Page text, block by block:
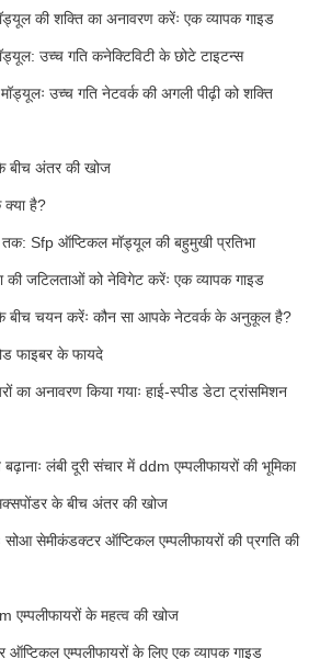
की शक्ति का अनावरण करेंः एक व्यापक गाइड
उच्च गति कनेक्टिविटी के छोटे टाइटन्स
उच्च गति नेटवर्क की अगली पीढ़ी को शक्ति
अंतर की खोज
है?
Sfp ऑप्टिकल मॉड्यूल की बहुमुखी प्रतिभा
जटिलताओं को नेविगेट करेंः एक व्यापक गाइड
चयन करेंः कौन सा आपके नेटवर्क के अनुकूल है?
फाइबर के फायदे
का अनावरण किया गयाः हाई-स्पीड डेटा ट्रांसमिशन
लंबी दूरी संचार में ddm एम्पलीफायरों की भूमिका
के बीच अंतर की खोज
सोआ सेमीकंडक्टर ऑप्टिकल एम्पलीफायरों की प्रगति की
एम्पलीफायरों के महत्व की खोज
एम्पलीफायरों के लिए एक व्यापक गाइड